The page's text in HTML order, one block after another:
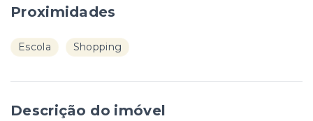
Proximidades
Escola Shopping
Descrição do imóvel